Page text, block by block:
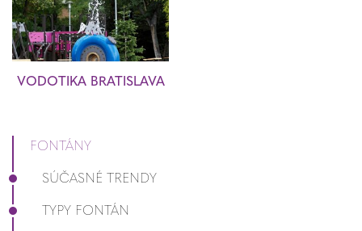
VODOTIKA BRATISLAVA
FONTÁNY
SÚČASNÉ TRENDY
TYPY FONTÁN